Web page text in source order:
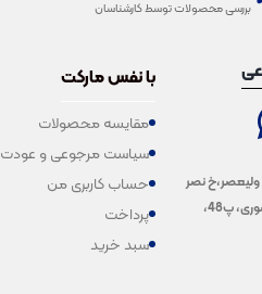
بررسی محصولات توسط کارشناسان
زیباشهر، 12 متری ولیعصر،خ نصر
۳، روبروی دندانپزشکی دکتر منصوری، پ48،
با نفس مارکت
مقایسه محصولات
سیاست مرجوعی و عودت
حساب کاربری من
پرداخت
سبد خرید